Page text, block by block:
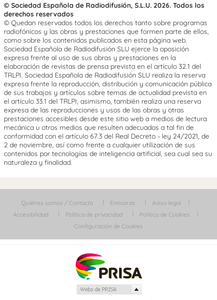
© Sociedad Española de Radiodifusión, S.L.U. 2026. Todos los
derechos reservados
© Quedan reservados todos los derechos tanto sobre programas
radiofónicos y las obras y prestaciones que formen parte de ellos,
como sobre los contenidos publicados en esta página web.
Sociedad Española de Radiodifusión SLU ejerce la oposición
expresa frente al uso de sus obras y prestaciones en la
elaboración de revistas de prensa prevista en el artículo 32.1 del
TRLPI. Sociedad Española de Radiodifusión SLU realiza la reserva
expresa frente la reproducción, distribución y comunicación pública
de sus trabajos y artículos sobre temas de actualidad prevista en
el artículo 33.1 del TRLPI, asimismo, también realiza una reserva
expresa de las reproducciones y usos de las obras y otras
prestaciones accesibles desde este sitio web a medios de lectura
mecánica u otros medios que resulten adecuados a tal fin de
conformidad con el artículo 67.3 del Real Decreto - ley 24/2021, de
2 de noviembre, así como frente a cualquier utilización de sus
contenidos por tecnologías de inteligencia artificial, sea cual sea su
naturaleza y finalidad.
Quiénes somos / Contacta Emisoras
Aviso legal
Accesibilidad
Política de privacidad
Política de Cookies
Configuración de Cookies